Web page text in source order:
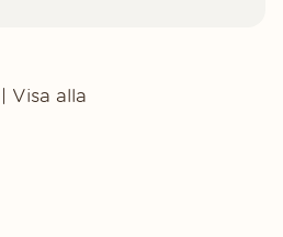
| Visa alla